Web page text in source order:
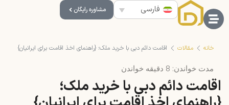
فارسی مشاوره رایگان
مدت خواندن: 8 دقیقه خواندن
خانه مقالات اقامت دائم دبی با خرید ملک؛ {راهنمای اخذ اقامت برای ایرانیان}
اقامت دائم دبی با خرید ملک؛